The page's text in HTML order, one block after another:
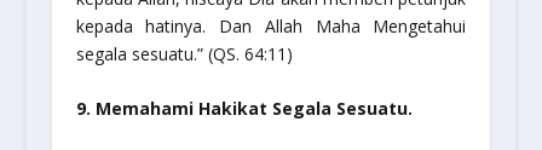
kepada hatinya. Dan Allah Maha Mengetahui
segala sesuatu.”(QS. 64:11)
9. Memahami Hakikat Segala Sesuatu.